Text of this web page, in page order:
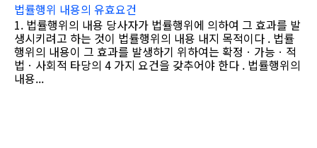
법률행위 내용의 유효요건
1. 법률행위의 내용 당사자가 법률행위에 의하여 그 효과를 발
생시키려고 하는 것이 법률행위의 내용 내지 목적이다 . 법률
행위의 내용이 그 효과를 발생하기 위하여는 확정ㆍ가능ㆍ적
법ㆍ사회적 타당의 4 가지 요건을 갖추어야 한다 . 법률행위의
내용...